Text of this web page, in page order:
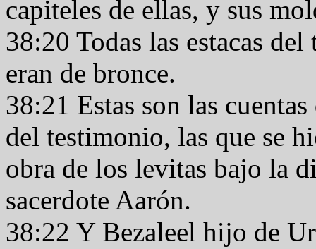
capiteles de ellas, y sus
38:20 Todas las estacas
eran de bronce.
38:21 Estas son las
del testimonio, las que se
obra de los levitas bajo la
sacerdote Aarón.
38:22 Y Bezaleel hijo de